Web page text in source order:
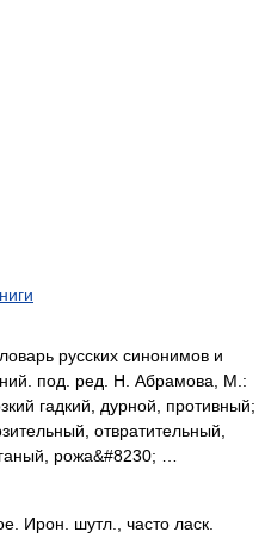
русских синонимов и
под. ред. Н. Абрамова, М.:
гадкий, дурной, противный;
отвратительный,
рожа&#8230; …
Ирон. шутл., часто ласк.